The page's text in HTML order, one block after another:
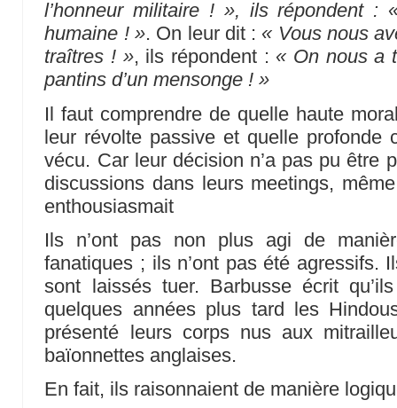
l’honneur militaire ! », ils répondent :
humaine ! ». On leur dit : « Vous nous
traîtres ! », ils répondent : « On nous a
pantins d’un mensonge ! »
Il faut comprendre de quelle haute
leur révolte passive et quelle profonde
vécu. Car leur décision n’a pas pu être
discussions dans leurs meetings,
enthousiasmait
Ils n’ont pas non plus agi de
fanatiques ; ils n’ont pas été agressifs.
sont laissés tuer. Barbusse écrit
quelques années plus tard les
présenté leurs corps nus aux
baïonnettes anglaises.
En fait, ils raisonnaient de manière